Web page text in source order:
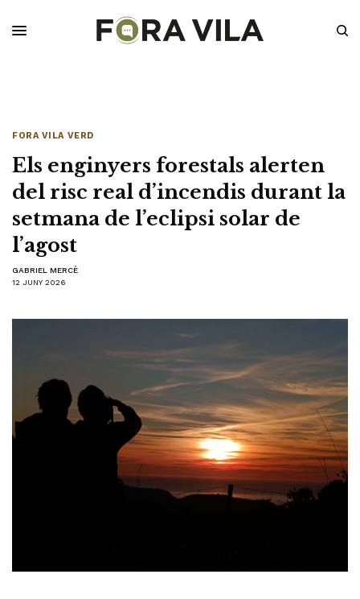
FORA VILA VERD
Els enginyers forestals alerten
del risc real d’incendis durant la
setmana de l’eclipsi solar de
l’agost
GABRIEL MERCÈ
12 JUNY 2026